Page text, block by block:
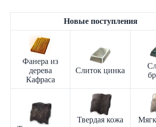
Новые поступления
Фанера из
дерева
Кафраса
Слиток цинка
Твердая кожа